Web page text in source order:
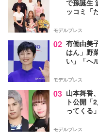
で孫誕生
ッコミ「
モデルプレス
02 有働由美
はん」野
い」「ヘ
モデルプレス
03 山本舞香
ト公開「
ってくる
モデルプレス